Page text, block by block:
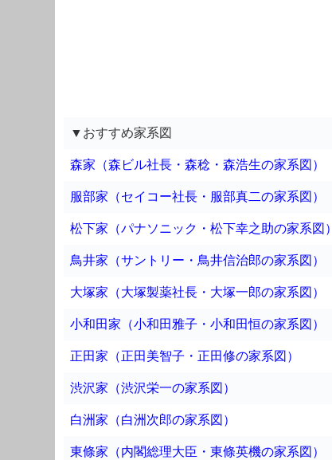
▼おすすめ家系図
森家（森ビル社長・森稔・森浩生の家系図）
服部家（セイコー社長・服部真二の家系図）
松下家（パナソニック・松下幸之助の家系図）
鳥井家（サントリー・鳥井信治郎の家系図）
大塚家（大塚製薬社長・大塚一郎の家系図）
小和田家（小和田雅子・小和田恒の家系図）
正田家（正田美智子・正田修の家系図）
渋沢家（渋沢栄一の家系図）
白洲家（白洲次郎の家系図）
東條家（内閣総理大臣・東條英機の家系図）